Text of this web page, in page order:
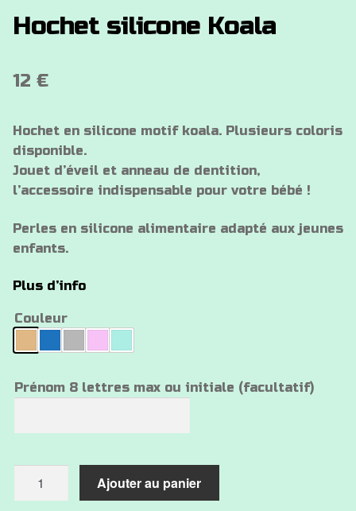
Hochet silicone Koala
12 €
Hochet en silicone motif koala. Plusieurs coloris
disponible.
Jouet d’éveil et anneau de dentition,
l’accessoire indispensable pour votre bébé !
Perles en silicone alimentaire adapté aux jeunes
enfants.
Plus d’info
Couleur
Prénom 8 lettres max ou initiale (facultatif)
Ajouter au panier